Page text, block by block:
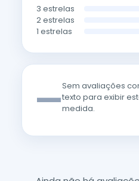
3 estrelas
2 estrelas
1 estrelas
—Sem avaliações
texto para exibir
medida.